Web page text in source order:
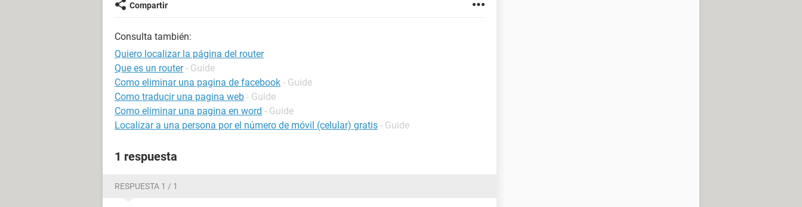
Compartir
Consulta también:
Quiero localizar la página del router
Que es un router - Guide
Como eliminar una pagina de facebook - Guide
Como traducir una pagina web - Guide
Como eliminar una pagina en word - Guide
Localizar a una persona por el número de móvil (celular) gratis - Guide
1 respuesta
RESPUESTA 1 / 1